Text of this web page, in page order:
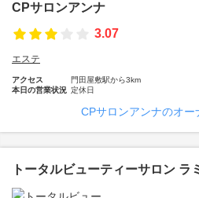
CPサロンアンナ
3.07
エステ
アクセス
門田屋敷駅から3km
本日の営業状況 定休日
CPサロンアンナのオー
トータルビューティーサロン ラ